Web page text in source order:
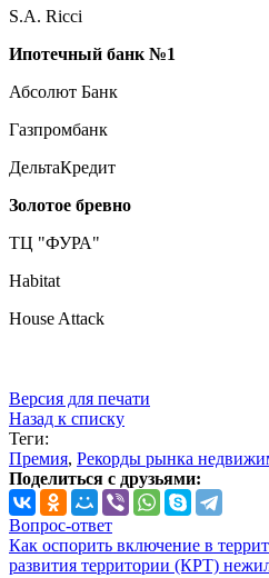
S.A. Ricci
Ипотечный банк №1
Абсолют Банк
Газпромбанк
ДельтаКредит
Золотое бревно
ТЦ "ФУРА"
Habitat
House Attack
Версия для печати
Назад к списку
Теги:
Премия, Рекорды рынка
Поделиться с друзьями:
Вопрос-ответ
Как оспорить включение в
развития территории (КРТ)